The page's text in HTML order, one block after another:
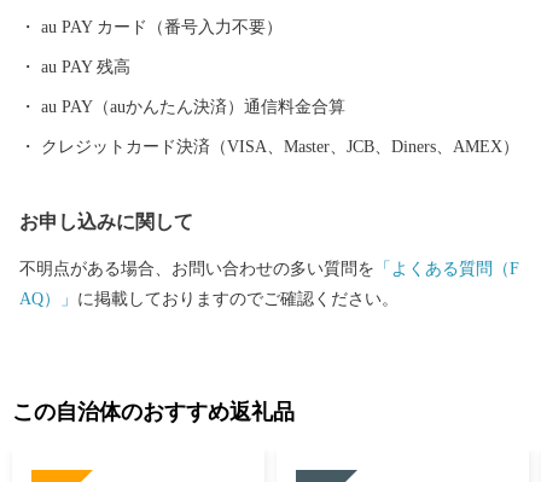
au PAY カード（番号入力不要）
au PAY 残高
au PAY（auかんたん決済）通信料金合算
クレジットカード決済（VISA、Master、JCB、Diners、AMEX）
お申し込みに関して
不明点がある場合、お問い合わせの多い質問を 「よくある質問（F
AQ）」 に掲載しておりますのでご確認ください。
この自治体のおすすめ返礼品